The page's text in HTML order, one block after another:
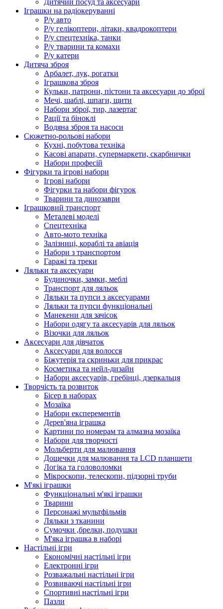
Дитячий посуд та аксесуари
Іграшки на радіокеруванні
Р/у авто
Р/у гелікоптери, літаки, квадрокоптери
Р/у спецтехніка, танки
Р/у тварини та комахи
Р/у катери
Дитяча зброя
Арбалет, лук, рогатки
Іграшкова зброя
Кульки, патрони, пістони та аксесуари до зброї
Мечі, шаблі, шпаги, щити
Набори зброї, тир, лазертаг
Рації та біноклі
Водяна зброя та насоси
Сюжетно-рольові набори
Кухні, побутова техніка
Касові апарати, супермаркети, скарбнички
Набори професій
Фігурки та ігрові набори
Ігрові набори
Фігурки та набори фігурок
Тварини та динозаври
Іграшковий транспорт
Металеві моделі
Спецтехніка
Авто-мото техніка
Залізниці, кораблі та авіація
Набори з транспортом
Гаражі та треки
Ляльки та аксесуари
Будиночки, замки, меблі
Транспорт для ляльок
Ляльки та пупси з аксесуарами
Ляльки та пупси функціональні
Манекени для зачісок
Набори одягу та аксесуарів для ляльок
Візочки для ляльок
Аксесуари для дівчаток
Аксесуари для волосся
Біжутерія та скриньки для прикрас
Косметика та нейл-дизайн
Набори аксесуарів, гребінці, дзеркальця
Творчість та розвиток
Бісер в наборах
Мозаїка
Набори експерементів
Дерев'яна іграшка
Картини по номерам та алмазна мозаїка
Набори для творчості
Мольберти для малювання
Дощечки для малювання та LCD планшети
Логіка та головоломки
Мікроскопи, телескопи, підзорні труби
М'які іграшки
Функціональні м'які іграшки
Тварини
Персонажі мультфільмів
Ляльки з тканини
Сумочки ,брелки, подушки
М'яка іграшка в наборі
Настільні ігри
Економічні настільні ігри
Електронні ігри
Розважальні настільні ігри
Розвиваючі настільні ігри
Спортивні настільні ігри
Пазли